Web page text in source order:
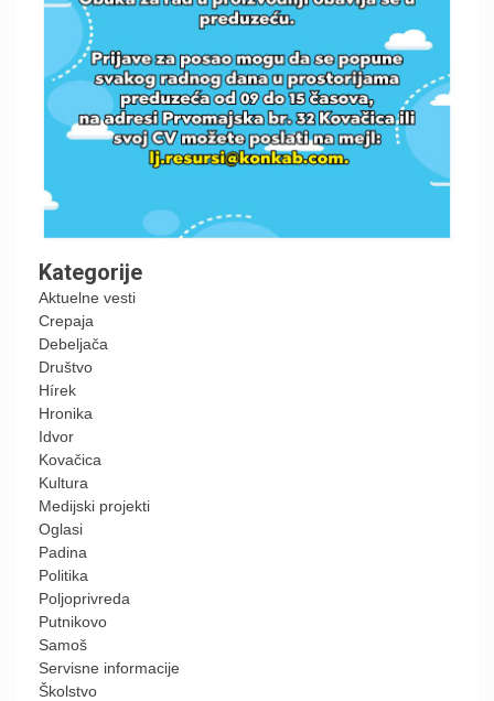
Kategorije
Aktuelne vesti
Crepaja
Debeljača
Društvo
Hírek
Hronika
Idvor
Kovačica
Kultura
Medijski projekti
Oglasi
Padina
Politika
Poljoprivreda
Putnikovo
Samoš
Servisne informacije
Školstvo